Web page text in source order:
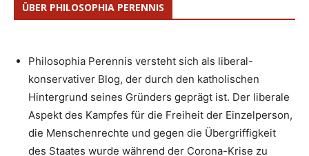
ÜBER PHILOSOPHIA PERENNIS
Philosophia Perennis versteht sich als liberal-
konservativer Blog, der durch den katholischen
Hintergrund seines Gründers geprägt ist. Der liberale
Aspekt des Kampfes für die Freiheit der Einzelperson,
die Menschenrechte und gegen die Übergriffigkeit
des Staates wurde während der Corona-Krise zu